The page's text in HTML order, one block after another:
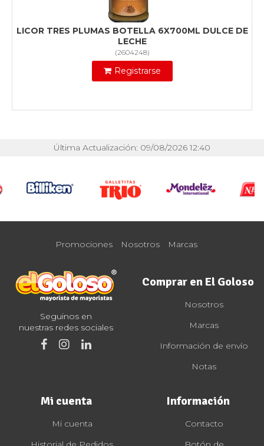
LICOR TRES PLUMAS BOTELLA 6X700ML DULCE DE
LECHE
(2604248)
Registrarse
Última Actualización: 09/08/2026 12:40
Promociones Nosotros Marcas
Seguinos en
nuestras redes sociales
Comprar en El Goloso
Nosotros
Marcas
Información de envío
Notas
Mi cuenta
Mi cuenta
Información
Contacto